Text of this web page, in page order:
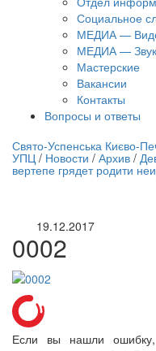
Социальное
МЕДИА —
МЕДИА —
Мастерские
Вакансии
Контакты
Вопросы и ответы
трансляция | 12
Свято-Успенська Києво-
УПЦ / Новости / Архив /
вертепе грядет родити
19.12.2017
0002
Если вы нашли ошибку,